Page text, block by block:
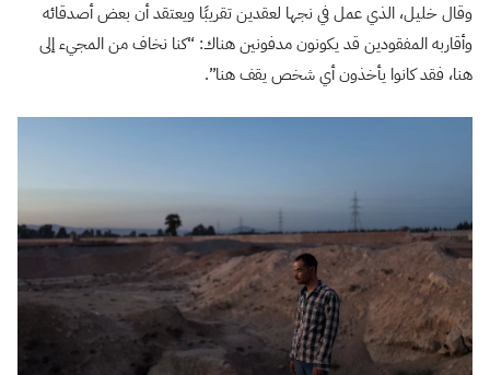
وقال خليل، الذي عمل في نجها لعقدين تقريبًا ويعتقد أن بعض أصدقائه
وأقاربه المفقودين قد يكونون مدفونين هناك: “كنا نخاف من المجيء إلى
هنا، فقد كانوا يأخذون أي شخص يقف هنا”.